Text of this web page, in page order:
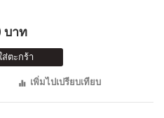
บาท
ตะกร้า
เพิ่มไปเปรียบเทียบ